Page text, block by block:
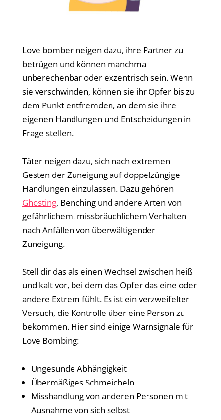
Love bomber neigen dazu, ihre Partner zu
betrügen und können manchmal
unberechenbar oder exzentrisch sein. Wenn
sie verschwinden, können sie ihr Opfer bis zu
dem Punkt entfremden, an dem sie ihre
eigenen Handlungen und Entscheidungen in
Frage stellen.
Täter neigen dazu, sich nach extremen
Gesten der Zuneigung auf doppelzüngige
Handlungen einzulassen. Dazu gehören
Ghosting, Benching und andere Arten von
gefährlichem, missbräuchlichem Verhalten
nach Anfällen von überwältigender
Zuneigung.
Stell dir das als einen Wechsel zwischen heiß
und kalt vor, bei dem das Opfer das eine oder
andere Extrem fühlt. Es ist ein verzweifelter
Versuch, die Kontrolle über eine Person zu
bekommen. Hier sind einige Warnsignale für
Love Bombing:
Ungesunde Abhängigkeit
Übermäßiges Schmeicheln
Misshandlung von anderen Personen mit
Ausnahme von sich selbst